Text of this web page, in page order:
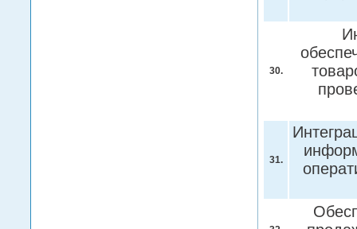
30.
31.